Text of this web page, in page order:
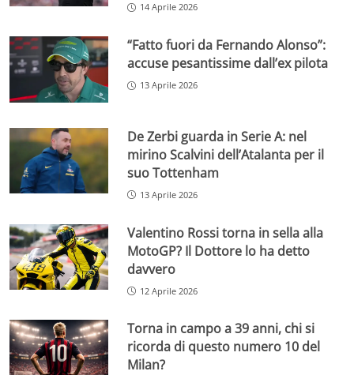
14 Aprile 2026
“Fatto fuori da Fernando Alonso”:
accuse pesantissime dall’ex pilota
13 Aprile 2026
De Zerbi guarda in Serie A: nel
mirino Scalvini dell’Atalanta per il
suo Tottenham
13 Aprile 2026
Valentino Rossi torna in sella alla
MotoGP? Il Dottore lo ha detto
davvero
12 Aprile 2026
Torna in campo a 39 anni, chi si
ricorda di questo numero 10 del
Milan?